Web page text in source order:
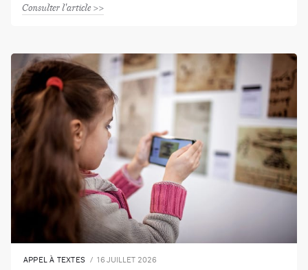
Consulter l'article
APPEL À TEXTES 16 JUILLET 2026